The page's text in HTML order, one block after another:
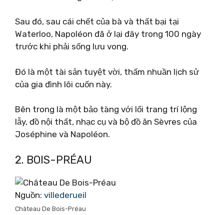
Sau đó, sau cái chết của bà và thất bại tại
Waterloo, Napoléon đã ở lại đây trong 100 ngày
trước khi phải sống lưu vong.
Đó là một tài sản tuyệt vời, thấm nhuần lịch sử
của gia đình lôi cuốn này.
Bên trong là một bảo tàng với lối trang trí lộng
lẫy, đồ nội thất, nhạc cụ và bộ đồ ăn Sèvres của
Joséphine và Napoléon.
2. BOIS-PRÉAU
Nguồn: villederueil
Château De Bois-Préau